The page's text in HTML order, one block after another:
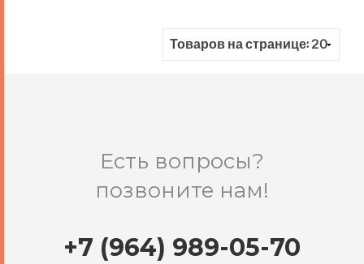
Есть вопросы?
позвоните нам!
+7 (964) 989-05-70